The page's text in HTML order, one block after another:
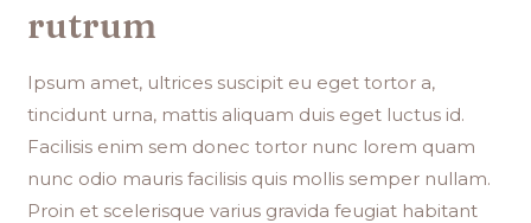
rutrum
Ipsum amet, ultrices suscipit eu eget tortor a,
tincidunt urna, mattis aliquam duis eget luctus id.
Facilisis enim sem donec tortor nunc lorem quam
nunc odio mauris facilisis quis mollis semper nullam.
Proin et scelerisque varius gravida feugiat habitant